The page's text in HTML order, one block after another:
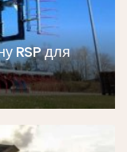
RSP для